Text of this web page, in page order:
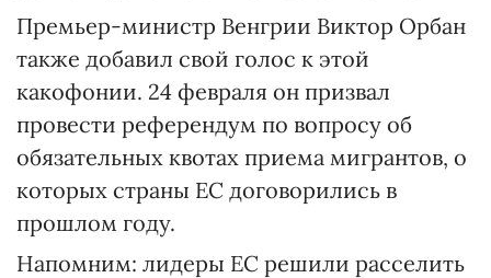
Премьер-министр Венгрии Виктор Орбан
также добавил свой голос к этой
какофонии. 24 февраля он призвал
провести референдум по вопросу об
обязательных квотах приема мигрантов, о
которых страны ЕС договорились в
прошлом году.
Напомним: лидеры ЕС решили расселить